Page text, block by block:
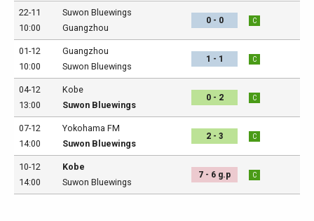
22-11
10:00
Suwon Bluewings
Guangzhou
0 - 0 C
01-12
10:00
Guangzhou
Suwon Bluewings
1 - 1 C
04-12
13:00
Kobe
Suwon Bluewings
0 - 2 C
07-12
14:00
Yokohama FM
Suwon Bluewings
2 - 3 C
10-12
14:00
Kobe
Suwon Bluewings
7 - 6 g.p C